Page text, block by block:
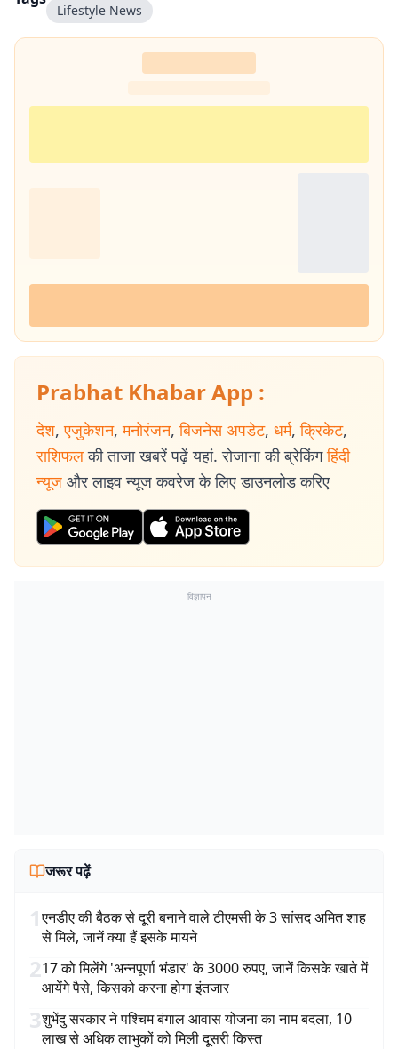
Lifestyle News
Prabhat Khabar App :
देश, एजुकेशन, मनोरंजन, बिजनेस अपडेट, धर्म, क्रिकेट,
राशिफल की ताजा खबरें पढ़ें यहां. रोजाना की ब्रेकिंग हिंदी
न्यूज और लाइव न्यूज कवरेज के लिए डाउनलोड करिए
विज्ञापन
जरूर पढ़ें
1एनडीए की बैठक से दूरी बनाने वाले टीएमसी के 3 सांसद अमित शाह
से मिले, जानें क्या हैं इसके मायने
217 को मिलेंगे 'अन्नपूर्णा भंडार' के 3000 रुपए, जानें किसके खाते में
आयेंगे पैसे, किसको करना होगा इंतजार
3शुभेंदु सरकार ने पश्चिम बंगाल आवास योजना का नाम बदला, 10
लाख से अधिक लाभुकों को मिली दूसरी किस्त